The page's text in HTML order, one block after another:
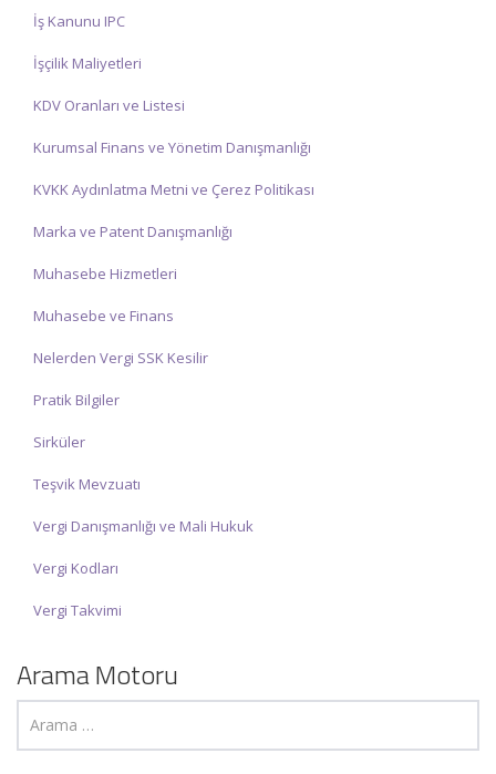
İş Kanunu IPC
İşçilik Maliyetleri
KDV Oranları ve Listesi
Kurumsal Finans ve Yönetim Danışmanlığı
KVKK Aydınlatma Metni ve Çerez Politikası
Marka ve Patent Danışmanlığı
Muhasebe Hizmetleri
Muhasebe ve Finans
Nelerden Vergi SSK Kesilir
Pratik Bilgiler
Sirküler
Teşvik Mevzuatı
Vergi Danışmanlığı ve Mali Hukuk
Vergi Kodları
Vergi Takvimi
Arama Motoru